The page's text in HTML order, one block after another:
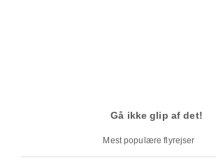
Gå ikke glip af det!
Mest populære flyrejser